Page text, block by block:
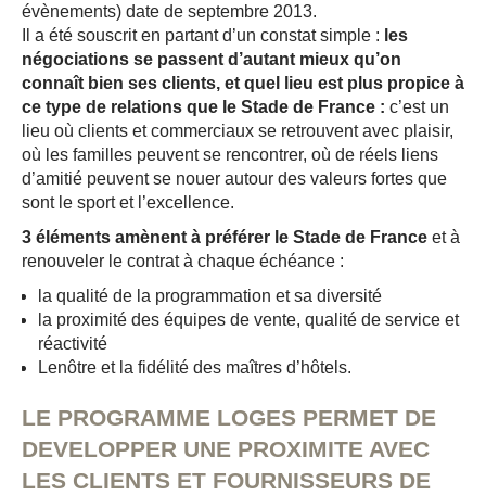
évènements) date de septembre 2013.
Il a été souscrit en partant d’un constat simple : les
négociations se passent d’autant mieux qu’on
connaît bien ses clients, et quel lieu est plus propice à
ce type de relations que le Stade de France : c’est un
lieu où clients et commerciaux se retrouvent avec plaisir,
où les familles peuvent se rencontrer, où de réels liens
d’amitié peuvent se nouer autour des valeurs fortes que
sont le sport et l’excellence.
3 éléments amènent à préférer le Stade de France et à
renouveler le contrat à chaque échéance :
la qualité de la programmation et sa diversité
la proximité des équipes de vente, qualité de service et
réactivité
Lenôtre et la fidélité des maîtres d’hôtels.
LE PROGRAMME LOGES PERMET DE
DEVELOPPER UNE PROXIMITE AVEC
LES CLIENTS ET FOURNISSEURS DE